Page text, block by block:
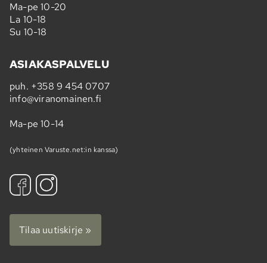
Ma-pe 10-20
La 10-18
Su 10-18
ASIAKASPALVELU
puh. +358 9 454 0707
info@viranomainen.fi
Ma-pe 10-14
(yhteinen Varuste.net:in kanssa)
Tilaa uutiskirje »